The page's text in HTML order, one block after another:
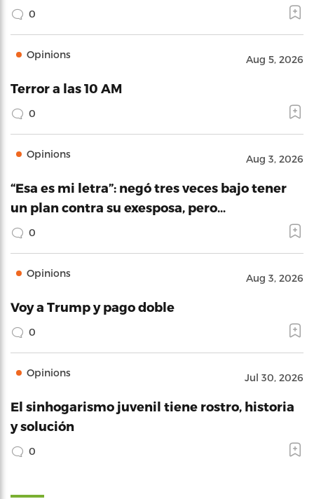
0
Opinions Aug 5, 2026
Terror a las 10 AM
0
Opinions Aug 3, 2026
“Esa es mi letra”: negó tres veces bajo tener
un plan contra su exesposa, pero…
0
Opinions Aug 3, 2026
Voy a Trump y pago doble
0
Opinions Jul 30, 2026
El sinhogarismo juvenil tiene rostro, historia
y solución
0